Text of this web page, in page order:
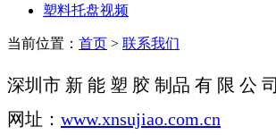
塑料托盘视频
当前位置： 首页 > 联系我们
深圳市 新 能 塑 胶 制品 有 限 公 司
网址： www.xnsujiao.com.cn